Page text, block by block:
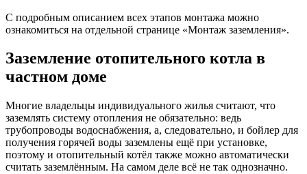
С подробным описанием всех этапов монтажа можно
ознакомиться на отдельной странице «Монтаж заземления».
Заземление отопительного котла в
частном доме
Многие владельцы индивидуального жилья считают, что
заземлять систему отопления не обязательно: ведь
трубопроводы водоснабжения, а, следовательно, и бойлер для
получения горячей воды заземлены ещё при установке,
поэтому и отопительный котёл также можно автоматически
считать заземлённым. На самом деле всё не так однозначно.